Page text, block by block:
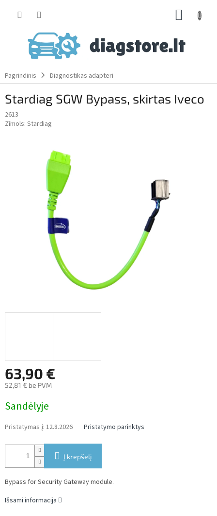
Pagrindinis Diagnostikas adapteri
Stardiag SGW Bypass, skirtas Iveco
2613
Zīmols: Stardiag
63,90 €
52,81 € be PVM
price:
Sandėlyje
Pristatymas į: 12.8.2026 Pristatymo parinktys
Į krepšelį
Bypass for Security Gateway module.
Išsami informacija